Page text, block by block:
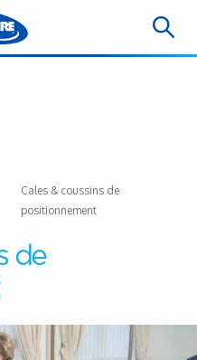
Cales & coussins de
positionnement
de